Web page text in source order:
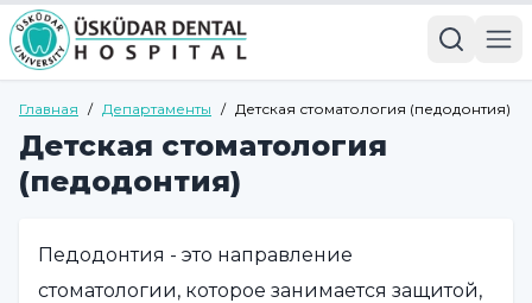
Главная / Департаменты / Детская стоматология (педодонтия)
Детская стоматология
(педодонтия)
Педодонтия - это направление
стоматологии, которое занимается защитой,